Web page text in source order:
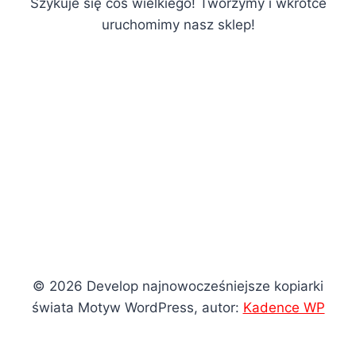
uruchomimy nasz sklep!
© 2026 Develop najnowocześniejsze kopiarki
świata Motyw WordPress, autor: Kadence WP